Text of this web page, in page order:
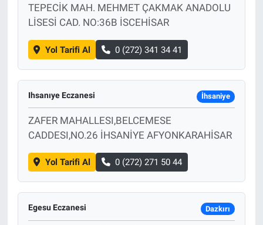
TEPECİK MAH. MEHMET ÇAKMAK ANADOLU
LİSESİ CAD. NO:36B İSCEHİSAR
Yol Tarifi Al 0 (272) 341 34 41
Ihsanıye Eczanesi İhsaniye
ZAFER MAHALLESI,BELCEMESE
CADDESI,NO.26 İHSANİYE AFYONKARAHİSAR
Yol Tarifi Al 0 (272) 271 50 44
Egesu Eczanesi Dazkırı